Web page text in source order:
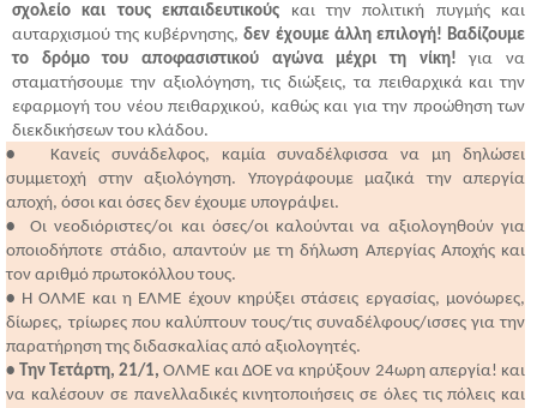
σχολείο και τους εκπαιδευτικούς και την πολιτική πυγμής και
αυταρχισμού της κυβέρνησης,δεν έχουμε άλλη επιλογή! Βαδίζουμε
το δρόμο του αποφασιστικού αγώνα μέχρι τη νίκη! για να
σταματήσουμε την αξιολόγηση, τις διώξεις, τα πειθαρχικά και την
εφαρμογή του νέου πειθαρχικού, καθώς και για την προώθηση των
διεκδικήσεων του κλάδου.
• Κανείς συνάδελφος, καμία συναδέλφισσα να μη δηλώσει
συμμετοχή στην αξιολόγηση. Υπογράφουμε μαζικά την απεργία
αποχή, όσοι και όσες δεν έχουμε υπογράψει.
• Οι νεοδιόριστες/οι και όσες/οι καλούνται να αξιολογηθούν για
οποιοδήποτε στάδιο, απαντούν με τη δήλωση Απεργίας Αποχής και
τον αριθμό πρωτοκόλλου τους.
• Η ΟΛΜΕ και η ΕΛΜΕ έχουν κηρύξει στάσεις εργασίας, μονόωρες,
δίωρες, τρίωρες που καλύπτουν τους/τις συναδέλφους/ισσες για την
παρατήρηση της διδασκαλίας από αξιολογητές.
• Την Τετάρτη, 21/1, ΟΛΜΕ και ΔΟΕ να κηρύξουν 24ωρη απεργία! και
να καλέσουν σε πανελλαδικές κινητοποιήσεις σε όλες τις πόλεις και